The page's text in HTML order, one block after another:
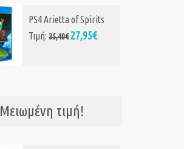
Touhou Genso Rondo:
Bullet Ballet (PS4)
Τιμή:25,65€ 16,90€
Μειωμένη τιμή!